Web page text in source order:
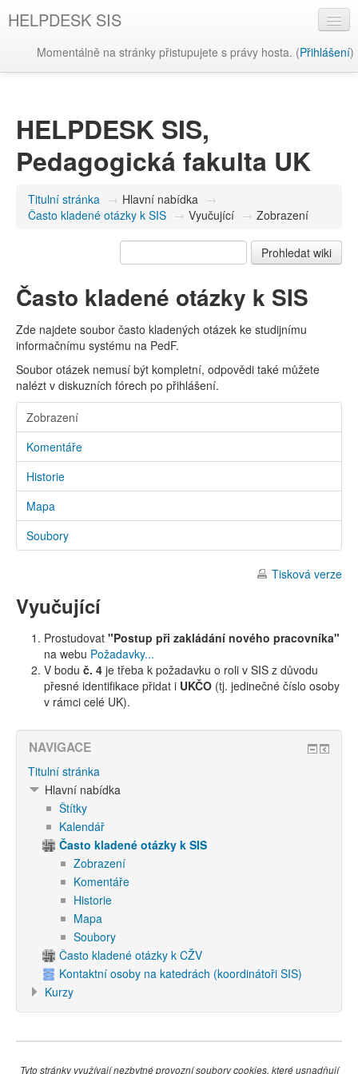
HELPDESK SIS
Momentálně na stránky přistupujete s právy hosta. (Přihlášení)
HELPDESK SIS,
Pedagogická fakulta UK
Titulní stránka → Hlavní nabídka →
Často kladené otázky k SIS → Vyučující → Zobrazení
Často kladené otázky k SIS
Zde najdete soubor často kladených otázek ke studijnímu
informačnímu systému na PedF.
Soubor otázek nemusí být kompletní, odpovědi také můžete
nalézt v diskuzních fórech po přihlášení.
Zobrazení
Komentáře
Historie
Mapa
Soubory
Tisková verze
Vyučující
Prostudovat "Postup při zakládání nového pracovníka"
na webu Požadavky...
V bodu č. 4 je třeba k požadavku o roli v SIS z důvodu
přesné identifikace přidat i UKČO (tj. jedinečné číslo osoby
v rámci celé UK).
NAVIGACE
Titulní stránka
Hlavní nabídka
Štítky
Kalendář
Často kladené otázky k SIS
Zobrazení
Komentáře
Historie
Mapa
Soubory
Často kladené otázky k CŽV
Kontaktní osoby na katedrách (koordinátoři SIS)
Kurzy
Tyto stránky využívají nezbytné provozní soubory cookies, které usnadňují